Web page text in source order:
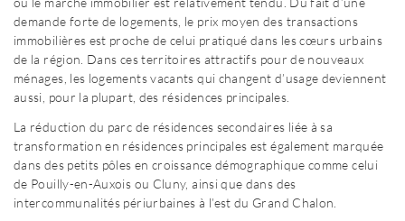
demande forte de logements, le prix moyen des transactions
immobilières est proche de celui pratiqué dans les cœurs urbains
de la région. Dans ces territoires attractifs pour de nouveaux
ménages, les logements vacants qui changent d’usage deviennent
aussi, pour la plupart, des résidences principales.
La réduction du parc de résidences secondaires liée à sa
transformation en résidences principales est également marquée
dans des petits pôles en croissance démographique comme celui
de Pouilly-en-Auxois ou Cluny, ainsi que dans des
intercommunalités périurbaines à l’est du Grand Chalon.